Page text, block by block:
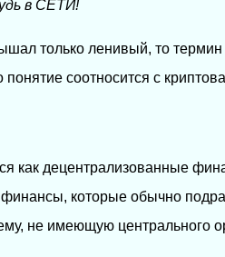
в СЕТИ!
только ленивый, то
понятие соотносится с
как децентрализованные
финансы, которые обычно
не имеющую центрального